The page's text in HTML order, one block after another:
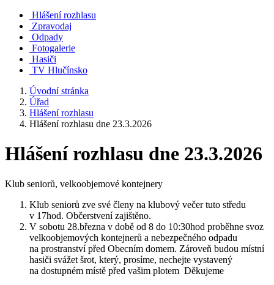
Hlášení rozhlasu
Zpravodaj
Odpady
Fotogalerie
Hasiči
TV Hlučínsko
Úvodní stránka
Úřad
Hlášení rozhlasu
Hlášení rozhlasu dne 23.3.2026
Hlášení rozhlasu dne 23.3.2026
Klub seniorů, velkoobjemové kontejnery
Klub seniorů zve své členy na klubový večer tuto středu
v 17hod. Občerstvení zajištěno.
V sobotu 28.března v době od 8 do 10:30hod proběhne svoz
velkoobjemových kontejnerů a nebezpečného odpadu
na prostranství před Obecním domem. Zároveň budou místní
hasiči svážet šrot, který, prosíme, nechejte vystavený
na dostupném místě před vašim plotem Děkujeme